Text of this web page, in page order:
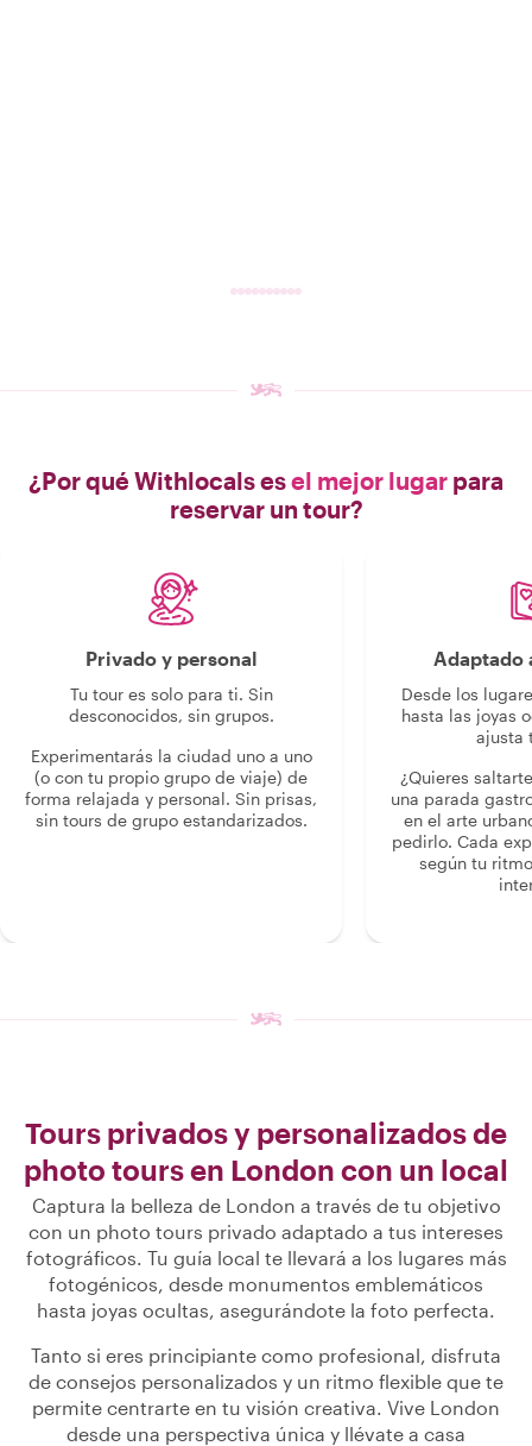
¿Por qué Withlocals esel mejor lugar para
reservar un tour?
Privado y personal
Tu tour es solo para ti. Sin
desconocidos, sin grupos.
Experimentarás la ciudad uno a uno
(o con tu propio grupo de viaje) de
forma relajada y personal. Sin prisas,
sin tours de grupo estandarizados.
Adaptado
Desde los
hasta las joyas
ajusta
¿Quieres
una parada
en el arte
pedirlo. Cada
según tu
Tours privados y personalizados de
photo tours en London con un local
Captura la belleza de London a través de tu objetivo
con un photo tours privado adaptado a tus intereses
fotográficos. Tu guía local te llevará a los lugares más
fotogénicos, desde monumentos emblemáticos
hasta joyas ocultas, asegurándote la foto perfecta.
Tanto si eres principiante como profesional, disfruta
de consejos personalizados y un ritmo flexible que te
permite centrarte en tu visión creativa. Vive London
desde una perspectiva única y llévate a casa